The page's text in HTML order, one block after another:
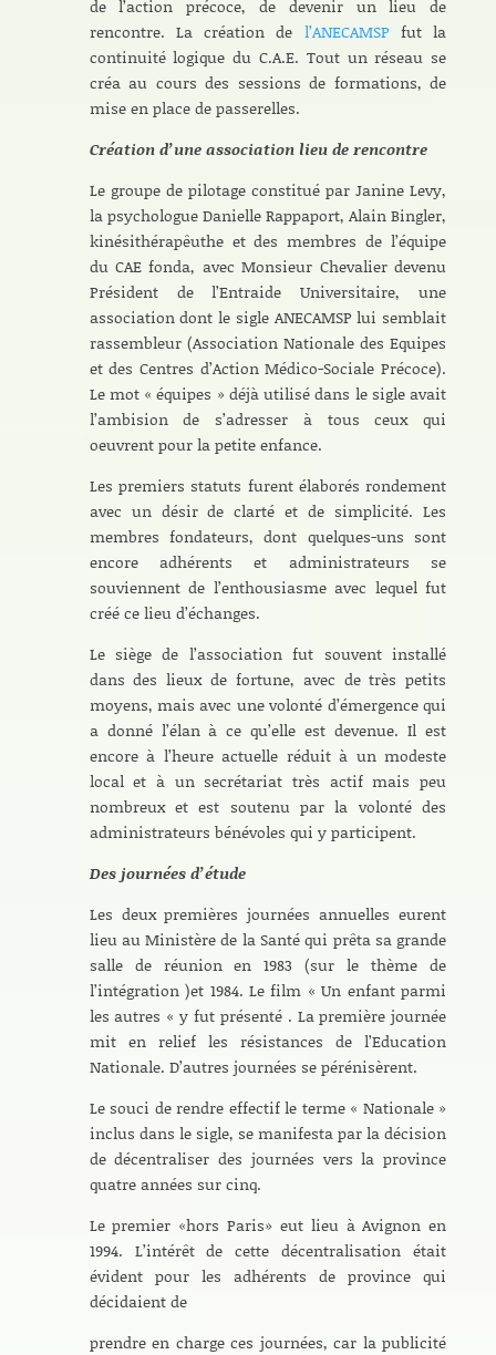
de l’action précoce, de devenir un lieu de
rencontre. La création de l’ANECAMSPfut la
continuité logique du C.A.E. Tout un réseau se
créa au cours des sessions de formations, de
mise en place de passerelles.
Création d’une association lieu de rencontre
Le groupe de pilotage constitué par Janine Levy,
la psychologue Danielle Rappaport, Alain Bingler,
kinésithérapêuthe et des membres de l’équipe
du CAE fonda, avec Monsieur Chevalier devenu
Président de l’Entraide Universitaire, une
association dont le sigle ANECAMSP lui semblait
rassembleur (Association Nationale des Equipes
et des Centres d’Action Médico-Sociale Précoce).
Le mot « équipes » déjà utilisé dans le sigle avait
l’ambision de s’adresser à tous ceux qui
oeuvrent pour la petite enfance.
Les premiers statuts furent élaborés rondement
avec un désir de clarté et de simplicité. Les
membres fondateurs, dont quelques-uns sont
encore adhérents et administrateurs se
souviennent de l’enthousiasme avec lequel fut
créé ce lieu d’échanges.
Le siège de l’association fut souvent installé
dans des lieux de fortune, avec de très petits
moyens, mais avec une volonté d’émergence qui
a donné l’élan à ce qu’elle est devenue. Il est
encore à l’heure actuelle réduit à un modeste
local et à un secrétariat très actif mais peu
nombreux et est soutenu par la volonté des
administrateurs bénévoles qui y participent.
Des journées d’étude
Les deux premières journées annuelles eurent
lieu au Ministère de la Santé qui prêta sa grande
salle de réunion en 1983 (sur le thème de
l’intégration )et 1984. Le film « Un enfant parmi
les autres « y fut présenté . La première journée
mit en relief les résistances de l’Education
Nationale. D’autres journées se pérénisèrent.
Le souci de rendre effectif le terme « Nationale »
inclus dans le sigle, se manifesta par la décision
de décentraliser des journées vers la province
quatre années sur cinq.
Le premier «hors Paris» eut lieu à Avignon en
1994. L’intérêt de cette décentralisation était
évident pour les adhérents de province qui
décidaient de
prendre en charge ces journées, car la publicité